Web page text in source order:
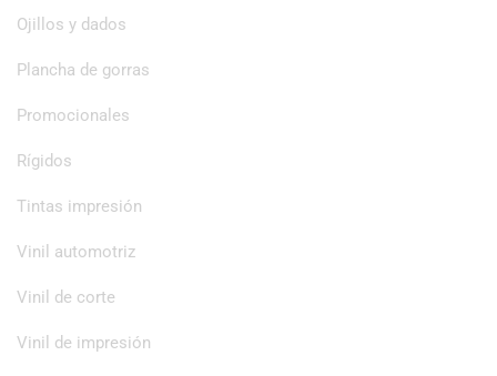
Ojillos y dados
Plancha de gorras
Promocionales
Rígidos
Tintas impresión
Vinil automotriz
Vinil de corte
Vinil de impresión